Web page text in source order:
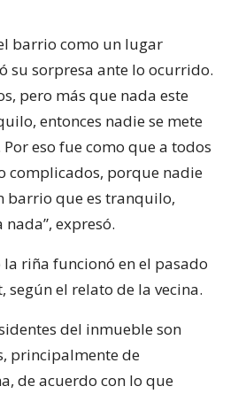
barrio como un lugar
su sorpresa ante lo ocurrido.
pero más que nada este
entonces nadie se mete
eso fue como que a todos
complicados, porque nadie
barrio que es tranquilo,
expresó.
riña funcionó en el pasado
el relato de la vecina.
del inmueble son
principalmente de
de acuerdo con lo que